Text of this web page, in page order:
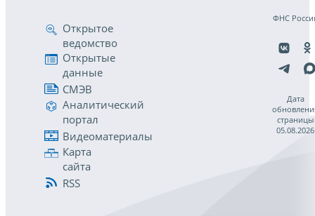
Открытое
ведомство
Открытые
данные
СМЭВ
Аналитический
портал
Видеоматериалы
Карта
сайта
RSS
ФНС
Дата
страницы
05.08.2026